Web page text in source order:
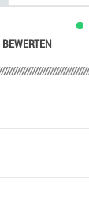
BEWERTEN